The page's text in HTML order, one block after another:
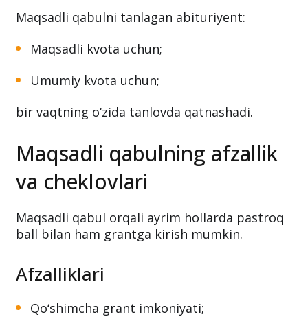
Maqsadli qabulni tanlagan abituriyent:
Maqsadli kvota uchun;
Umumiy kvota uchun;
bir vaqtning o‘zida tanlovda qatnashadi.
Maqsadli qabulning afzallik
va cheklovlari
Maqsadli qabul orqali ayrim hollarda pastroq
ball bilan ham grantga kirish mumkin.
Afzalliklari
Qo‘shimcha grant imkoniyati;